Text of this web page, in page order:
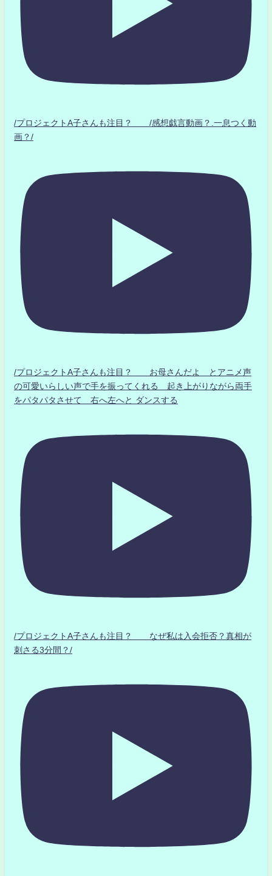
/プロジェクトA子さんも注目？ /感想戯言動画？.一息つく動
画？/
/プロジェクトA子さんも注目？ お母さんだよ とアニメ声
の可愛いらしい声で手を振ってくれる 起き上がりながら両手
をパタパタさせて 右へ左へと ダンスする
/プロジェクトA子さんも注目？ なぜ私は入会拒否？真相が
刺さる3分間？/